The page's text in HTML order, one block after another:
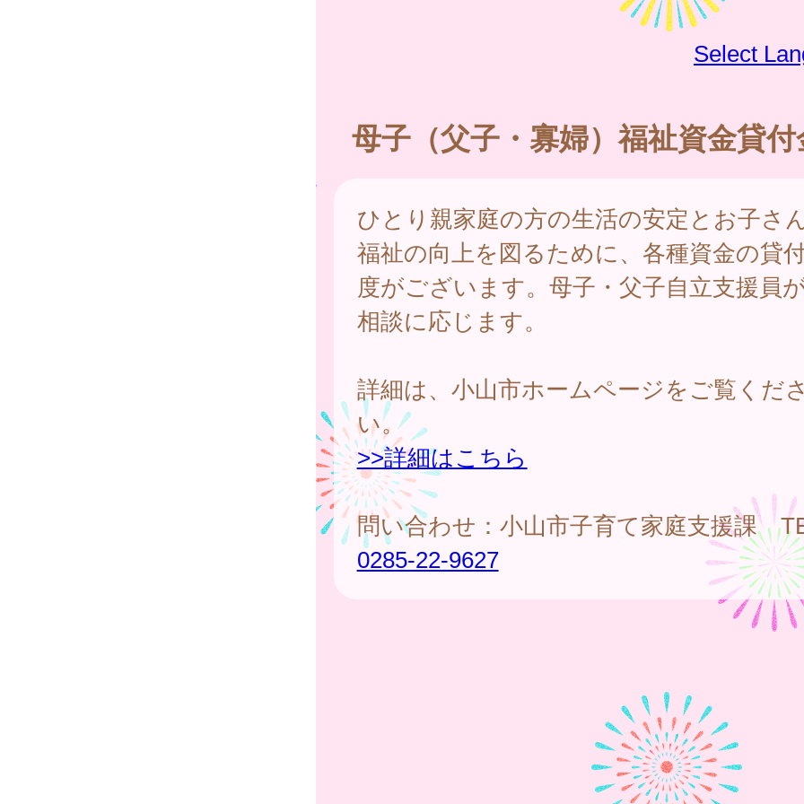
Select
母子（父子・寡婦）福祉資金貸付
ひとり親家庭の方の生活の安定とお子さ
福祉の向上を図るために、各種資金の貸
度がございます。母子・父子自立支援員
相談に応じます。
詳細は、小山市ホームページをご覧くだ
い。
>>詳細はこちら
問い合わせ：小山市子育て家庭支援課
0285-22-9627